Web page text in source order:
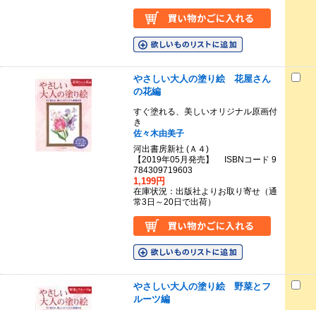
やさしい大人の塗り絵 花屋さん
の花編
すぐ塗れる、美しいオリジナル原画付
き
佐々木由美子
河出書房新社 (Ａ４)
【2019年05月発売】 ISBNコード 9
784309719603
1,199円
在庫状況：出版社よりお取り寄せ（通
常3日～20日で出荷）
やさしい大人の塗り絵 野菜とフ
ルーツ編